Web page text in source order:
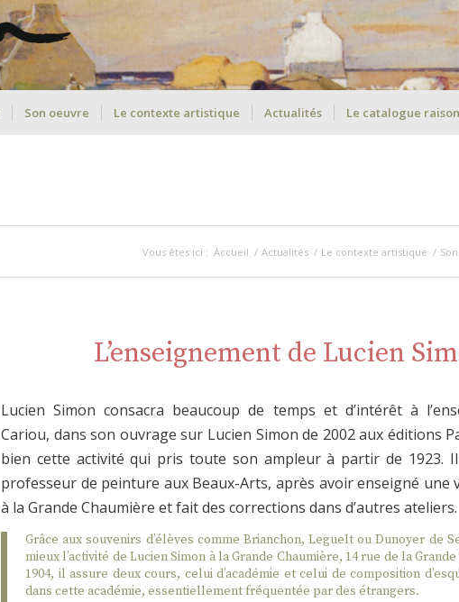
Son oeuvre Le contexte artistique Actualités Le catalogue
Vous êtes ici : Accueil / Actualités / Le contexte artistique /
L’enseignement de Lucien
Lucien Simon consacra beaucoup de temps et d’intérêt à
Cariou, dans son ouvrage sur Lucien Simon de 2002 aux éditions
bien cette activité qui pris toute son ampleur à partir de 1923.
professeur de peinture aux Beaux-Arts, après avoir enseigné une
à la Grande Chaumière et fait des corrections dans d’autres ateliers.
Grâce aux souvenirs d’élèves comme Brianchon, Leguelt ou Dunoyer de
mieux l’activité de Lucien Simon à la Grande Chaumière, 14 rue de la
1904, il assure deux cours, celui d’académie et celui de composition
dans cette académie, essentiellement fréquentée par des étrangers.